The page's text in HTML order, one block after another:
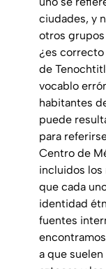
ciudades, y
otros grupos
¿es
de
vocablo
habitantes
puede
para
Centro de
incluidos los
que cada
identidad
fuentes
a que